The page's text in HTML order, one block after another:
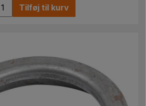
Tilføj til kurv